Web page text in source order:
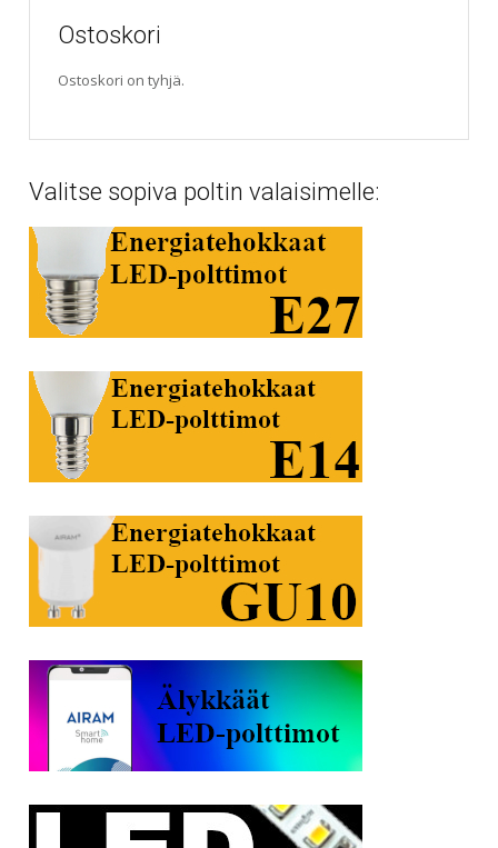
Ostoskori
Ostoskori on tyhjä.
Valitse sopiva poltin valaisimelle: